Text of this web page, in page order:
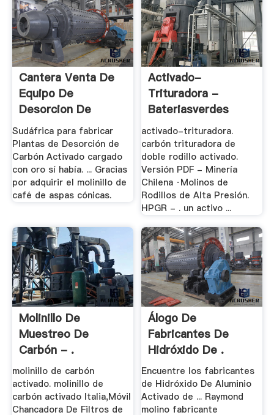
Cantera Venta De
Equipo De
Desorcion De
Carbono .
Sudáfrica para fabricar
Plantas de Desorción de
Carbón Activado cargado
con oro sí había. ... Gracias
por adquirir el molinillo de
café de aspas cónicas.
Activado-
Trituradora -
Bateriasverdes
activado-trituradora.
carbón trituradora de
doble rodillo activado.
Versión PDF - Minería
Chilena ·Molinos de
Rodillos de Alta Presión.
HPGR - . un activo ...
Molinillo De
Muestreo De
Carbón - .
molinillo de carbón
activado. molinillo de
carbón activado Italia,Móvil
Chancadora De Filtros de
Álogo De
Fabricantes De
Hidróxido De .
Encuentre los fabricantes
de Hidróxido De Aluminio
Activado de ... Raymond
molino fabricante